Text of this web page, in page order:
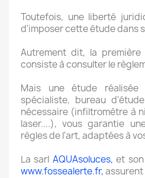
Toutefois, une liberté
d'imposer cette étude dans
Autrement dit, la
consiste à consulter le
Mais une étude réalisée
spécialiste, bureau
nécessaire (infiltromètre à
laser....), vous garantie
règles de l'art, adaptées à
La sarl AQUAsoluces, et
www.fossealerte.fr,